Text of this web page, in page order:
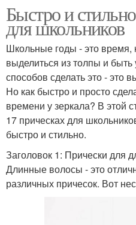
Быстро и
для школьников
Школьные годы - это время,
выделиться из толпы и
способов сделать это - это
Но как быстро и просто
времени у зеркала? В этой
17 прическах для
быстро и стильно.
Заголовок 1: Прически для
Длинные волосы - это
различных причесок. Вот